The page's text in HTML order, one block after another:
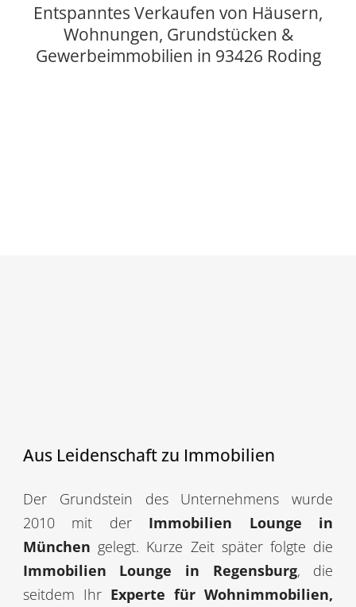
Entspanntes Verkaufen von Häusern,
Wohnungen, Grundstücken &
Gewerbeimmobilien in 93426 Roding
Aus Leidenschaft zu Immobilien
Der Grundstein des Unternehmens wurde
2010 mit der Immobilien Lounge in
München gelegt. Kurze Zeit später folgte die
Immobilien Lounge in Regensburg, die
seitdem Ihr Experte für Wohnimmobilien,